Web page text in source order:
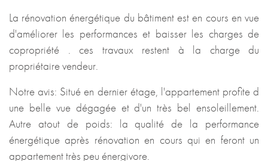
La rénovation énergétique du bâtiment est en cours en vue
d'améliorer les performances et baisser les charges de
copropriété . ces travaux restent à la charge du
propriétaire vendeur.
Notre avis: Situé en dernier étage, l'appartement profite d
une belle vue dégagée et d'un très bel ensoleillement.
Autre atout de poids: la qualité de la performance
énergétique après rénovation en cours qui en feront un
appartement très peu énergivore.